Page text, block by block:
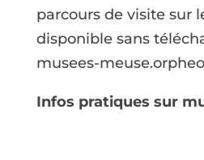
parcours de visite sur
disponible sans
musees-
Infos pratiques sur